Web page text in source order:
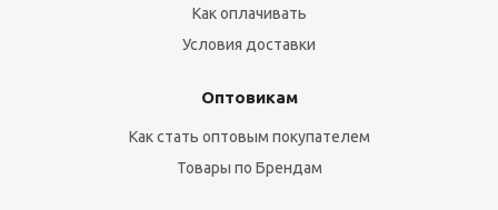
Как оплачивать
Условия доставки
Оптовикам
Как стать оптовым покупателем
Товары по Брендам